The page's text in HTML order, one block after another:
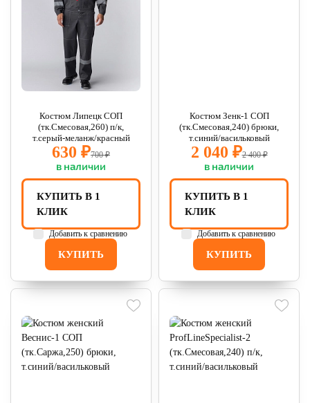
Костюм Липецк СОП
(тк.Смесовая,260) п/к,
т.серый-меланж/красный
630 ₽700 ₽
в наличии
КУПИТЬ
КУПИТЬ В 1
КЛИК
Добавить к сравнению
Костюм Зенк-1 СОП
(тк.Смесовая,240) брюки,
т.синий/васильковый
2 040 ₽2 400 ₽
в наличии
КУПИТЬ
КУПИТЬ В 1
КЛИК
Добавить к сравнению